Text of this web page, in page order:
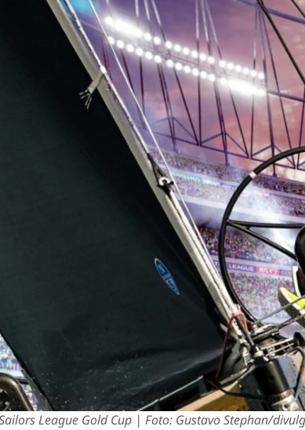
League Gold Cup | Foto: Gustavo Stephan/